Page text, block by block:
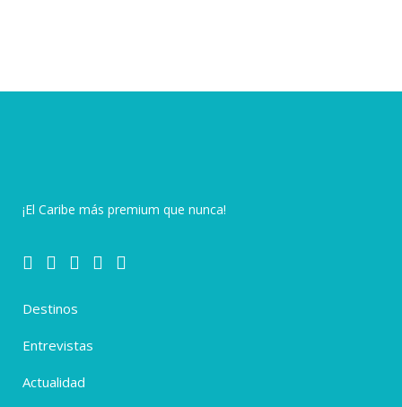
¡El Caribe más premium que nunca!
Destinos
Entrevistas
Actualidad